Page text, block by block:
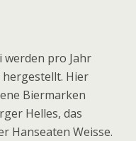
pro Jahr
Hier
Biermarken
Helles, das
Hanseaten Weisse.